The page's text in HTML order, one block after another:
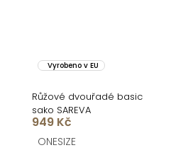
Vyrobeno v EU
Růžové dvouřadé basic
sako SAREVA
949 Kč
ONESIZE